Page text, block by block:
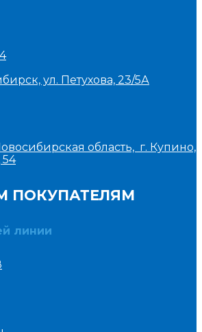
ул. Петухова, 23/5А
область, г. Купино,
54
ПОКУПАТЕЛЯМ
линии